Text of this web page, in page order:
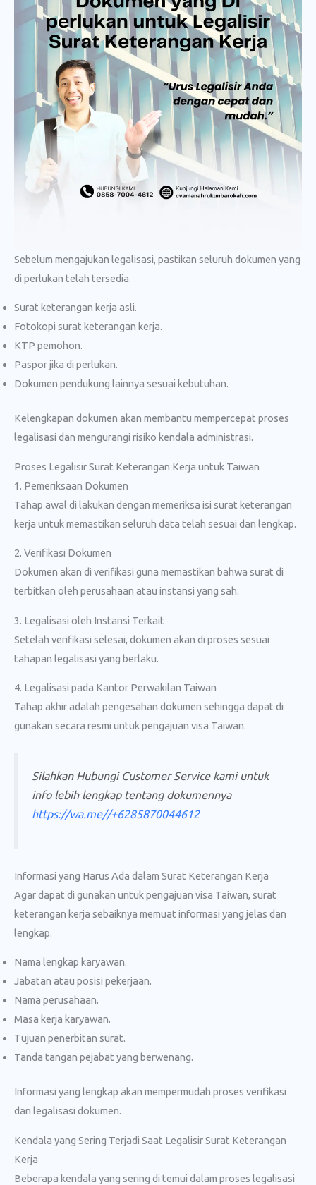
Sebelum mengajukan legalisasi, pastikan seluruh dokumen yang
di perlukan telah tersedia.
Surat keterangan kerja asli.
Fotokopi surat keterangan kerja.
KTP pemohon.
Paspor jika di perlukan.
Dokumen pendukung lainnya sesuai kebutuhan.
Kelengkapan dokumen akan membantu mempercepat proses
legalisasi dan mengurangi risiko kendala administrasi.
Proses Legalisir Surat Keterangan Kerja untuk Taiwan
1. Pemeriksaan Dokumen
Tahap awal di lakukan dengan memeriksa isi surat keterangan
kerja untuk memastikan seluruh data telah sesuai dan lengkap.
2. Verifikasi Dokumen
Dokumen akan di verifikasi guna memastikan bahwa surat di
terbitkan oleh perusahaan atau instansi yang sah.
3. Legalisasi oleh Instansi Terkait
Setelah verifikasi selesai, dokumen akan di proses sesuai
tahapan legalisasi yang berlaku.
4. Legalisasi pada Kantor Perwakilan Taiwan
Tahap akhir adalah pengesahan dokumen sehingga dapat di
gunakan secara resmi untuk pengajuan visa Taiwan.
Silahkan Hubungi Customer Service kami untuk
info lebih lengkap tentang dokumennya
https://wa.me//+6285870044612
Informasi yang Harus Ada dalam Surat Keterangan Kerja
Agar dapat di gunakan untuk pengajuan visa Taiwan, surat
keterangan kerja sebaiknya memuat informasi yang jelas dan
lengkap.
Nama lengkap karyawan.
Jabatan atau posisi pekerjaan.
Nama perusahaan.
Masa kerja karyawan.
Tujuan penerbitan surat.
Tanda tangan pejabat yang berwenang.
Informasi yang lengkap akan mempermudah proses verifikasi
dan legalisasi dokumen.
Kendala yang Sering Terjadi Saat Legalisir Surat Keterangan
Kerja
Beberapa kendala yang sering di temui dalam proses legalisasi